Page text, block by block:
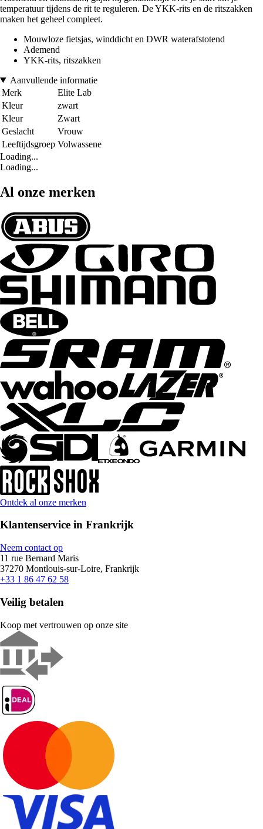
temperatuur tijdens de rit te reguleren. De YKK-rits en de ritszakken
maken het geheel compleet.
Mouwloze fietsjas, winddicht en DWR waterafstotend
Ademend
YKK-rits, ritszakken
Aanvullende informatie
Merk
Elite Lab
Kleur
zwart
Kleur
Zwart
Geslacht
Vrouw
Leeftijdsgroep Volwassene
Loading...
Loading...
Al onze merken
Ontdek al onze merken
Klantenservice in Frankrijk
Neem contact op
11 rue Bernard Maris
37270 Montlouis-sur-Loire, Frankrijk
+33 1 86 47 62 58
Veilig betalen
Koop met vertrouwen op onze site